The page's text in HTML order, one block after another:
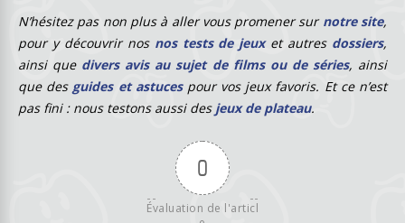
N’hésitez pas non plus à aller vous promener sur notre site,
pour y découvrir nos nos tests de jeuxet autres dossiers,
ainsi que divers avis au sujet de films ou de séries, ainsi
que des guides et astucespour vos jeux favoris. Et ce n’est
pas fini : nous testons aussi des jeux de plateau.
0
Évaluation de l'articl